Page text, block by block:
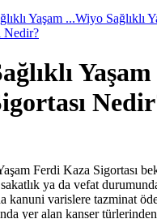
Yaşam ...Wiyo Sağlıklı
Nedir?
Ferdi Kaza Sigortası
ya da vefat
kanuni varislere tazminat
yer alan kanser